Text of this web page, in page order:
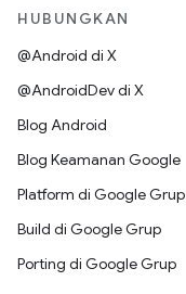
HUBUNGKAN
@Android di X
@AndroidDev di X
Blog Android
Blog Keamanan Google
Platform di Google Grup
Build di Google Grup
Porting di Google Grup